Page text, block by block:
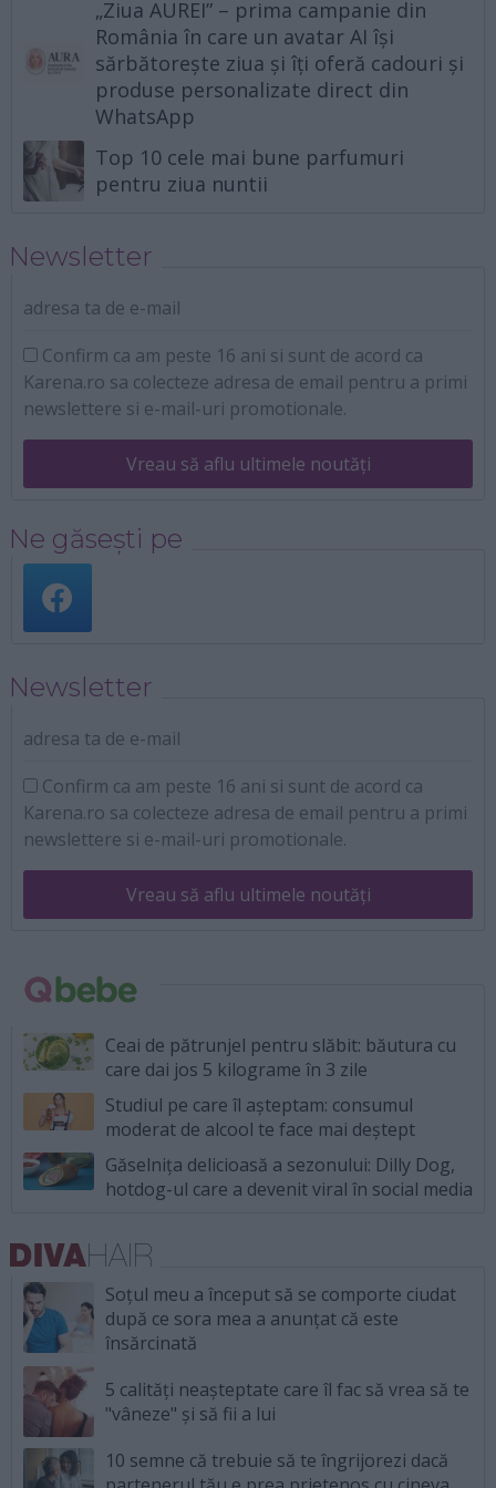
„Ziua AUREI” – prima campanie din
România în care un avatar AI își
sărbătorește ziua și îți oferă cadouri și
produse personalizate direct din
WhatsApp
Top 10 cele mai bune parfumuri
pentru ziua nuntii
Newsletter
adresa ta de e-mail
Confirm ca am peste 16 ani si sunt de acord ca
Karena.ro sa colecteze adresa de email pentru a primi
newslettere si e-mail-uri promotionale.
Vreau să aflu ultimele noutăți
Ne găsești pe
Newsletter
adresa ta de e-mail
Confirm ca am peste 16 ani si sunt de acord ca
Karena.ro sa colecteze adresa de email pentru a primi
newslettere si e-mail-uri promotionale.
Vreau să aflu ultimele noutăți
Ceai de pătrunjel pentru slăbit: băutura cu
care dai jos 5 kilograme în 3 zile
Studiul pe care îl așteptam: consumul
moderat de alcool te face mai deștept
Găselnița delicioasă a sezonului: Dilly Dog,
hotdog-ul care a devenit viral în social media
Soțul meu a început să se comporte ciudat
după ce sora mea a anunțat că este
însărcinată
5 calități neașteptate care îl fac să vrea să te
"vâneze" și să fii a lui
10 semne că trebuie să te îngrijorezi dacă